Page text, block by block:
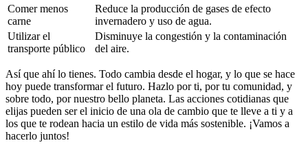
Comer menos
carne
Reduce la producción de gases de efecto
invernadero y uso de agua.
Utilizar el
transporte público
Disminuye la congestión y la contaminación
del aire.
Así que ahí lo tienes. Todo cambia desde el hogar, y lo que se hace
hoy puede transformar el futuro. Hazlo por ti, por tu comunidad, y
sobre todo, por nuestro bello planeta. Las acciones cotidianas que
elijas pueden ser el inicio de una ola de cambio que te lleve a ti y a
los que te rodean hacia un estilo de vida más sostenible. ¡Vamos a
hacerlo juntos!